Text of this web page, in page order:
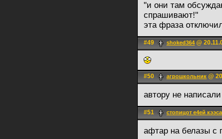
"и они там
спрашивают!"
эта фраза
#49 shoked364 @
#50 агрошкольник @
автору не
#51 стопицот е4ей кээса
афтар на белазы с